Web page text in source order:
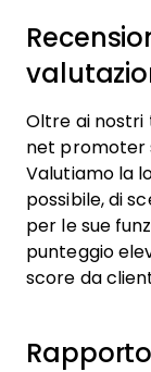
Oltre ai nostri
net promoter
Valutiamo la
possibile, di
per le sue
punteggio
score da